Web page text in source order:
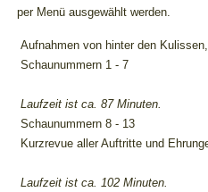
per Menü ausgewählt werden.
Aufnahmen von hinter den
Schaunummern 1 - 7
Laufzeit ist ca. 87 Minuten.
Schaunummern 8 - 13
Kurzrevue aller Auftritte und
Laufzeit ist ca. 102 Minuten.